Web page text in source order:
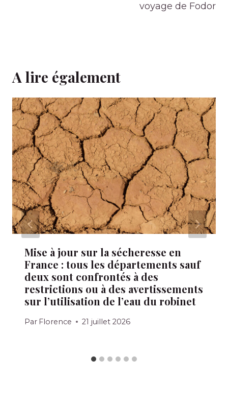
voyage de Fodor
A lire également
Mise à jour sur la sécheresse en
France : tous les départements sauf
deux sont confrontés à des
restrictions ou à des avertissements
sur l’utilisation de l’eau du robinet
Par Florence 21 juillet 2026